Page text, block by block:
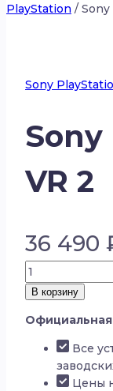
PlayStation / Sony
Sony
VR 2
36 490
Количество
товара
Sony
PlayStation
В корзину
Официальная
Все
Цены